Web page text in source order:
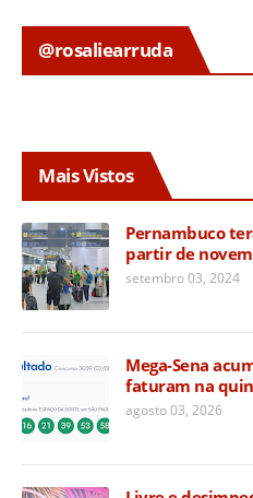
@rosaliearruda
Mais Vistos
Pernambuco
partir de
setembro 03, 2024
Mega-Sena
faturam na
agosto 03, 2026